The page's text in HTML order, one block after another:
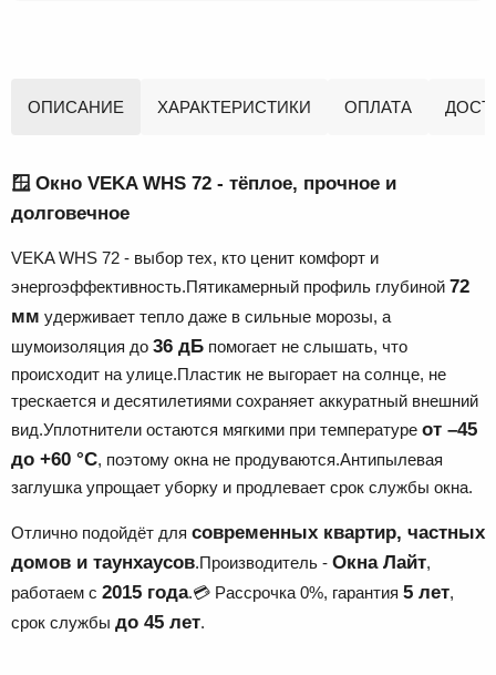
ОПИСАНИЕ ХАРАКТЕРИСТИКИ ОПЛАТА
🪟 Окно VEKA WHS 72 - тёплое, прочное и
долговечное
VEKA WHS 72 - выбор тех, кто ценит комфорт и
энергоэффективность.Пятикамерный профиль глубиной 72
мм удерживает тепло даже в сильные морозы, а
шумоизоляция до 36 дБ помогает не слышать, что
происходит на улице.Пластик не выгорает на солнце, не
трескается и десятилетиями сохраняет аккуратный внешний
вид.Уплотнители остаются мягкими при температуре от –45
до +60 °C, поэтому окна не продуваются.Антипылевая
заглушка упрощает уборку и продлевает срок службы окна.
Отлично подойдёт для современных квартир, частных
домов и таунхаусов.Производитель - Окна Лайт,
работаем с 2015 года.💳 Рассрочка 0%, гарантия 5 лет,
срок службы до 45 лет.